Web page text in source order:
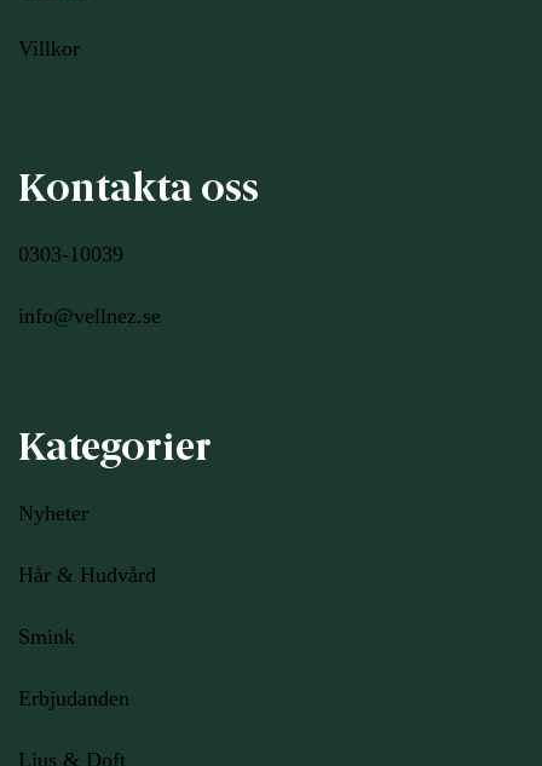
Villkor
Kontakta oss
0303-10039
info@vellnez.se
Kategorier
Nyheter
Hår & Hudvård
Smink
Erbjudanden
Ljus & Doft